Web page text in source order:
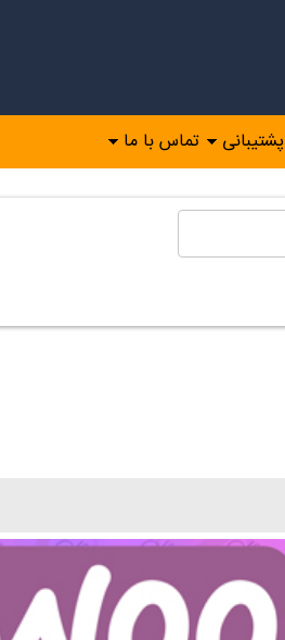
پشتیبانی تماس با ما